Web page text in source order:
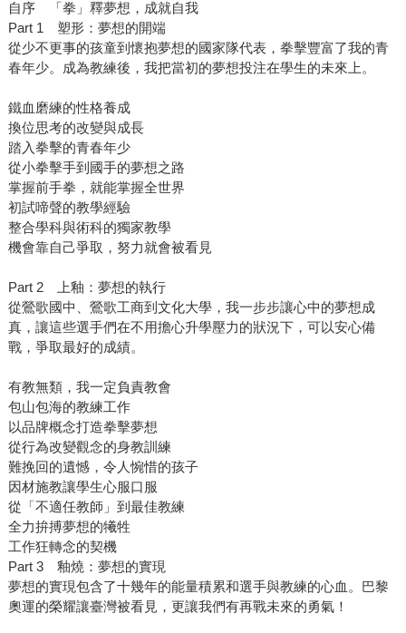
自序 「拳」釋夢想，成就自我
Part 1 塑形：夢想的開端
從少不更事的孩童到懷抱夢想的國家隊代表，拳擊豐富了我的青
春年少。成為教練後，我把當初的夢想投注在學生的未來上。
鐵血磨練的性格養成
換位思考的改變與成長
踏入拳擊的青春年少
從小拳擊手到國手的夢想之路
掌握前手拳，就能掌握全世界
初試啼聲的教學經驗
整合學科與術科的獨家教學
機會靠自己爭取，努力就會被看見
Part 2 上釉：夢想的執行
從鶯歌國中、鶯歌工商到文化大學，我一步步讓心中的夢想成
真，讓這些選手們在不用擔心升學壓力的狀況下，可以安心備
戰，爭取最好的成績。
有教無類，我一定負責教會
包山包海的教練工作
以品牌概念打造拳擊夢想
從行為改變觀念的身教訓練
難挽回的遺憾，令人惋惜的孩子
因材施教讓學生心服口服
從「不適任教師」到最佳教練
全力拚搏夢想的犧牲
工作狂轉念的契機
Part 3 釉燒：夢想的實現
夢想的實現包含了十幾年的能量積累和選手與教練的心血。巴黎
奧運的榮耀讓臺灣被看見，更讓我們有再戰未來的勇氣！